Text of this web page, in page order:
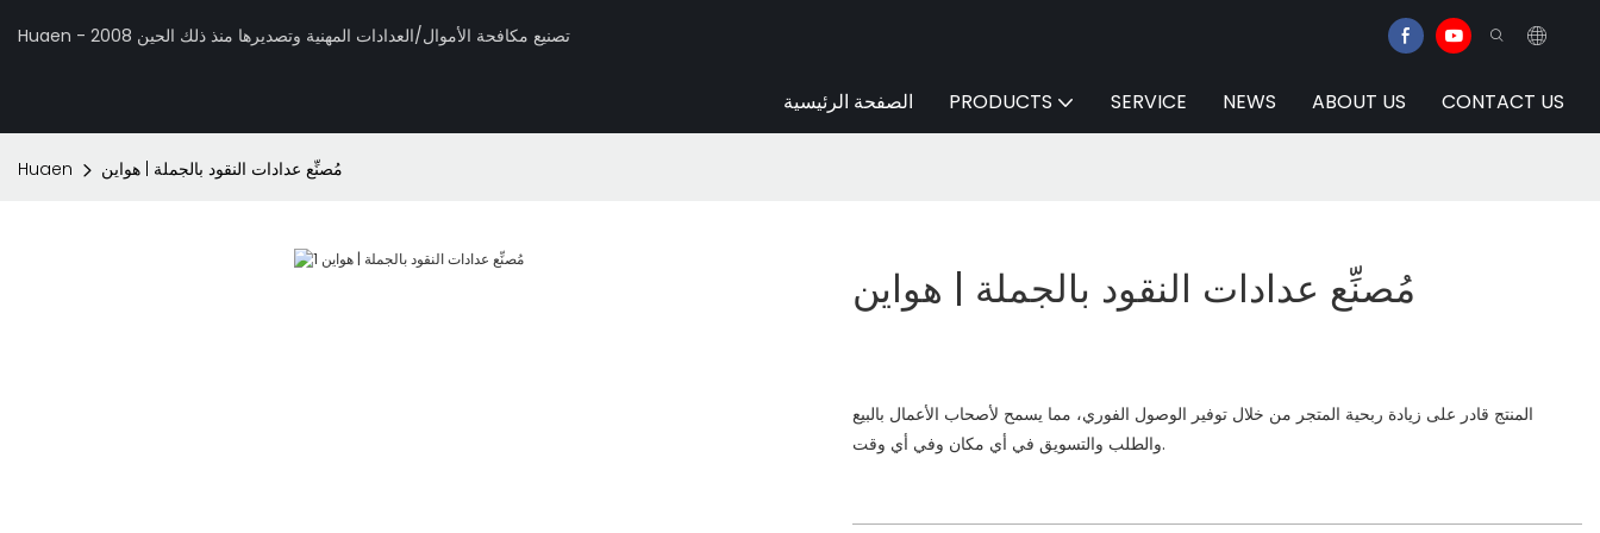
Huaen - تصنيع مكافحة الأموال/العدادات المهنية وتصديرها منذ ذلك الحين 2008
الصفحة الرئيسية PRODUCTS SERVICE NEWS ABOUT US CONTACT US
Huaen مُصنِّع عدادات النقود بالجملة | هواين
مُصنِّع عدادات النقود بالجملة | هواين
المنتج قادر على زيادة ربحية المتجر من خلال توفير الوصول الفوري، مما يسمح لأصحاب الأعمال بالبيع
والطلب والتسويق في أي مكان وفي أي وقت.